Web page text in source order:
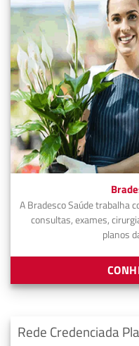
A Bradesco Saúde trabalha
consultas, exames,
planos
Rede Credenciada